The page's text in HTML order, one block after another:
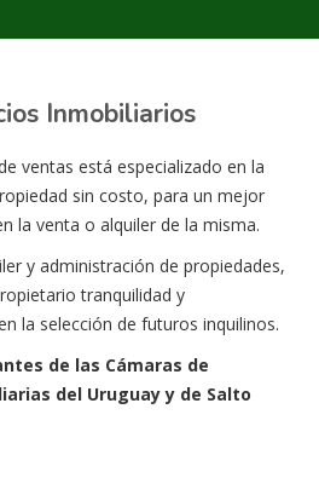
Inmobiliarios
ventas está especializado en la
sin costo, para un mejor
la venta o alquiler de la misma.
y administración de propiedades,
tranquilidad y
la selección de futuros inquilinos.
de las Cámaras de
del Uruguay y de Salto